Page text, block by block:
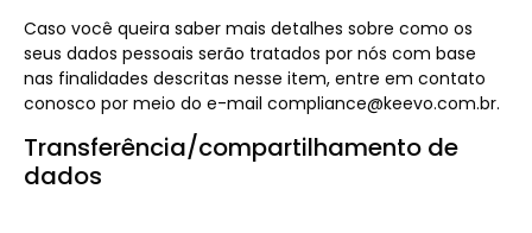
Caso você queira saber mais detalhes sobre como os
seus dados pessoais serão tratados por nós com base
nas finalidades descritas nesse item, entre em contato
conosco por meio do e-mail compliance@keevo.com.br.
Transferência/compartilhamento de
dados